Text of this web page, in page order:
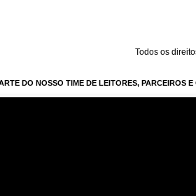
Todos os
DO NOSSO TIME DE LEITORES, PARCEIROS